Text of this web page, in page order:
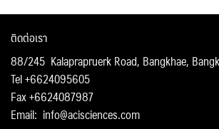
ติดต่อเรา
88/245 Kalaprapruerk Road, Bangkhae,
Tel +6624095605
Fax +6624087987
Email: info@acisciences.com